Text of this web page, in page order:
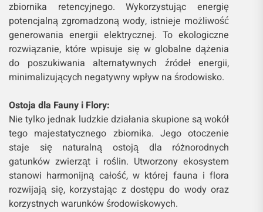
zbiornika retencyjnego. Wykorzystując energię
potencjalną zgromadzoną wody, istnieje możliwość
generowania energii elektrycznej. To ekologiczne
rozwiązanie, które wpisuje się w globalne dążenia
do poszukiwania alternatywnych źródeł energii,
minimalizujących negatywny wpływ na środowisko.
Ostoja dla Fauny i Flory:
Nie tylko jednak ludzkie działania skupione są wokół
tego majestatycznego zbiornika. Jego otoczenie
staje się naturalną ostoją dla różnorodnych
gatunków zwierząt i roślin. Utworzony ekosystem
stanowi harmonijną całość, w której fauna i flora
rozwijają się, korzystając z dostępu do wody oraz
korzystnych warunków środowiskowych.